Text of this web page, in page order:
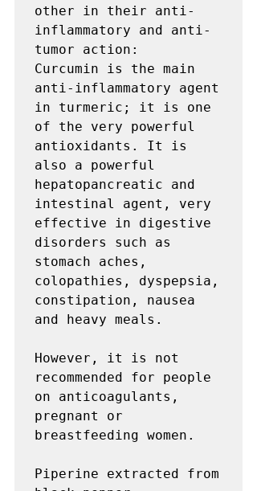
other in their anti-
inflammatory and anti-
tumor action:
Curcumin is the main
anti-inflammatory agent
in turmeric; it is one
of the very powerful
antioxidants. It is
also a powerful
hepatopancreatic and
intestinal agent, very
effective in digestive
disorders such as
stomach aches,
colopathies, dyspepsia,
constipation, nausea
and heavy meals.
However, it is not
recommended for people
on anticoagulants,
pregnant or
breastfeeding women.
Piperine extracted from